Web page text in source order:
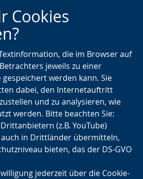
Zur
Hauptnavigation
Zur
Seitennavigation
Zum
Inhalt
Cookies
die im Browser auf
jeweils zu einer
werden kann. Sie
dabei, den Internetauftritt
und zu analysieren, wie
werden. Bitte beachten Sie:
(z.B. YouTube)
in Drittländer übermitteln,
bieten, das der DS-GVO
jederzeit über die Cookie-